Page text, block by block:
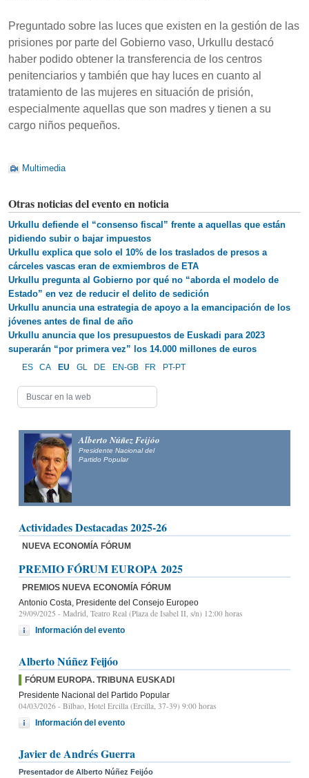
Preguntado sobre las luces que existen en la gestión de las
prisiones por parte del Gobierno vaso, Urkullu destacó
haber podido obtener la transferencia de los centros
penitenciarios y también que hay luces en cuanto al
tratamiento de las mujeres en situación de prisión,
especialmente aquellas que son madres y tienen a su
cargo niños pequeños.
Multimedia
Otras noticias del evento en noticia
Urkullu defiende el “consenso fiscal” frente a aquellas que están
pidiendo subir o bajar impuestos
Urkullu explica que solo el 10% de los traslados de presos a
cárceles vascas eran de exmiembros de ETA
Urkullu pregunta al Gobierno por qué no “aborda el modelo de
Estado” en vez de reducir el delito de sedición
Urkullu anuncia una estrategia de apoyo a la emancipación de los
jóvenes antes de final de año
Urkullu anuncia que los presupuestos de Euskadi para 2023
superarán “por primera vez” los 14.000 millones de euros
ES CA EU GL DE EN-GB FR PT-PT
Alberto Núñez Feijóo
Presidente Nacional del
Partido Popular
Actividades Destacadas 2025-26
NUEVA ECONOMÍA FÓRUM
PREMIO FÓRUM EUROPA 2025
PREMIOS NUEVA ECONOMÍA FÓRUM
Antonio Costa, Presidente del Consejo Europeo
29/09/2025 - Madrid, Teatro Real (Plaza de Isabel II, s/n) 12:00 horas
Información del evento
Alberto Núñez Feijóo
FÓRUM EUROPA. TRIBUNA EUSKADI
Presidente Nacional del Partido Popular
04/03/2026 - Bilbao, Hotel Ercilla (Ercilla, 37-39) 9:00 horas
Información del evento
Javier de Andrés Guerra
Presentador de Alberto Núñez Feijóo